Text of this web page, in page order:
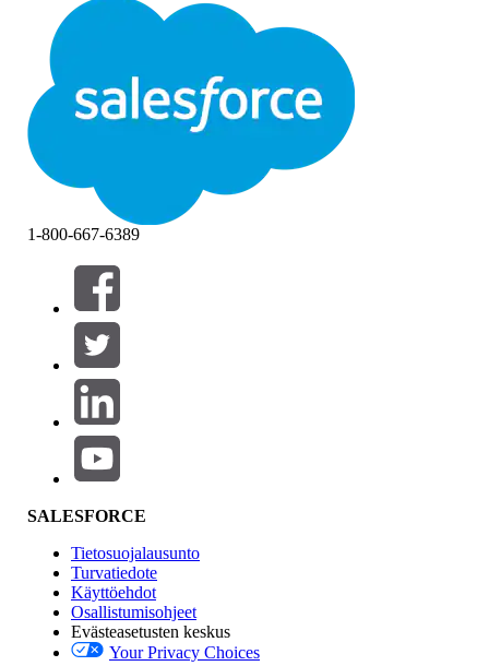
Suodattimet (0)
VALITSE SUODATTIMET
Tuotealue
Ominaisuuden vaikutus
Edition
1-800-667-6389
SALESFORCE
Tietosuojalausunto
Turvatiedote
Käyttöehdot
Osallistumisohjeet
Evästeasetusten keskus
Your Privacy Choices